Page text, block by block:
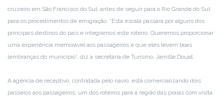
cruzeiro em São Francisco do Sul, antes de seguir para o Rio Grande do Sul
para os procedimentos de emigração. “Esta escala passará por alguns dos
principais destinos do país e integramos este roteiro. Queremos proporcionar
uma experiência memorável aos passageiros e que eles levem boas
lembranças do município”, diz a secretária de Turismo, Jamille Douat.
A agência de receptivo, contratada pelo navio, está comercializando dois
passeios aos passageiros: um dos roteiros para a região das praias com visita